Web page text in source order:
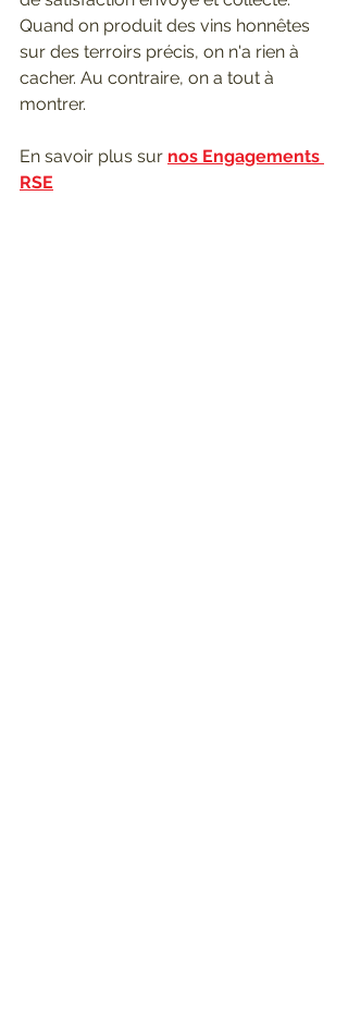
Quand on produit des vins honnêtes
sur des terroirs précis, on n'a rien à
cacher. Au contraire, on a tout à
montrer.
En savoir plus sur nos Engagements
RSE